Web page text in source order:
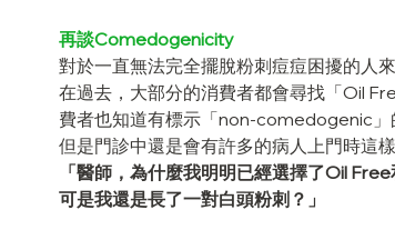
輕鬆戰痘-治療篇 輕鬆戰痘-成因篇
再談Comedogenicity
對於一直無法完全擺脫粉刺痘痘困擾的人
在過去，大部分的消費者都會尋找「Oil
費者也知道有標示「non-comedogenic」
但是門診中還是會有許多的病人上門時這樣
「醫師，為什麼我明明已經選擇了Oil
可是我還是長了一對白頭粉刺？」